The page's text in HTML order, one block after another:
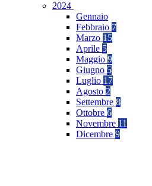
2024
Gennaio
Febbraio 7
Marzo 15
Aprile 5
Maggio 9
Giugno 5
Luglio 17
Agosto 2
Settembre 8
Ottobre 6
Novembre 11
Dicembre 9